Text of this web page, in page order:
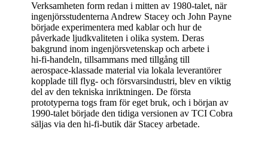
Verksamheten form redan i mitten av 1980‑talet, när
ingenjörsstudenterna Andrew Stacey och John Payne
började experimentera med kablar och hur de
påverkade ljudkvaliteten i olika system. Deras
bakgrund inom ingenjörsvetenskap och arbete i
hi‑fi‑handeln, tillsammans med tillgång till
aerospace‑klassade material via lokala leverantörer
kopplade till flyg- och försvarsindustri, blev en viktig
del av den tekniska inriktningen. De första
prototyperna togs fram för eget bruk, och i början av
1990‑talet började den tidiga versionen av TCI Cobra
säljas via den hi‑fi‑butik där Stacey arbetade.